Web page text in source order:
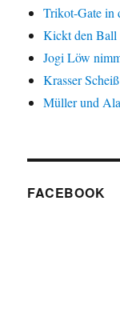
Trikot-Gate in
Kickt den Ball
Jogi Löw
Krasser
Müller und
FACEBOOK